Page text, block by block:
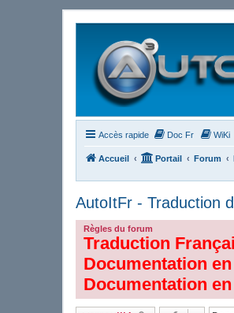
Accès rapide Doc Fr WiKi
Accueil Portail Forum
AutoItFr - Traduction
Règles du forum
Traduction
Documentation
Documentation